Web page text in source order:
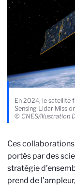
En 2024, le satellite
Sensing Lidar
© CNES/illustration
Ces collaborations
portés par des
stratégie
prend de